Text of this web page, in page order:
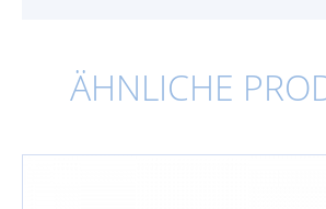
ÄHNLICHE